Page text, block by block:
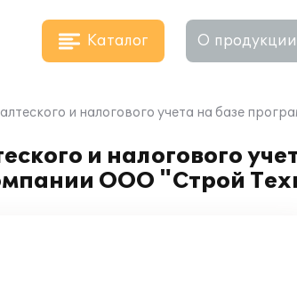
Каталог О продукции
и налогового учета на базе
и налогового
ООО "Строй